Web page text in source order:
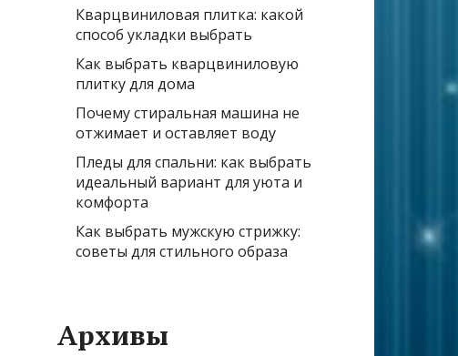
Кварцвиниловая плитка: какой
способ укладки выбрать
Как выбрать кварцвиниловую
плитку для дома
Почему стиральная машина не
отжимает и оставляет воду
Пледы для спальни: как выбрать
идеальный вариант для уюта и
комфорта
Как выбрать мужскую стрижку:
советы для стильного образа
Архивы